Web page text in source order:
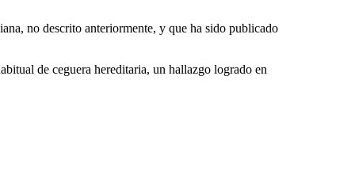
no descrito anteriormente, y que ha sido publicado
de ceguera hereditaria, un hallazgo logrado en